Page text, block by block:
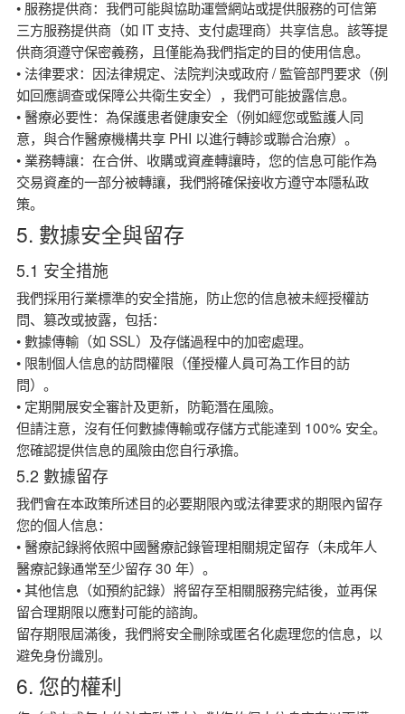
• 服務提供商：我們可能與協助運營網站或提供服務的可信第
三方服務提供商（如 IT 支持、支付處理商）共享信息。該等提
供商須遵守保密義務，且僅能為我們指定的目的使用信息。
• 法律要求：因法律規定、法院判決或政府 / 監管部門要求（例
如回應調查或保障公共衛生安全），我們可能披露信息。
• 醫療必要性：為保護患者健康安全（例如經您或監護人同
意，與合作醫療機構共享 PHI 以進行轉診或聯合治療）。
• 業務轉讓：在合併、收購或資產轉讓時，您的信息可能作為
交易資產的一部分被轉讓，我們將確保接收方遵守本隱私政
策。
5. 數據安全與留存
5.1 安全措施
我們採用行業標準的安全措施，防止您的信息被未經授權訪
問、篡改或披露，包括：
• 數據傳輸（如 SSL）及存儲過程中的加密處理。
• 限制個人信息的訪問權限（僅授權人員可為工作目的訪
問）。
• 定期開展安全審計及更新，防範潛在風險。
但請注意，沒有任何數據傳輸或存儲方式能達到 100% 安全。
您確認提供信息的風險由您自行承擔。
5.2 數據留存
我們會在本政策所述目的必要期限內或法律要求的期限內留存
您的個人信息：
• 醫療記錄將依照中國醫療記錄管理相關規定留存（未成年人
醫療記錄通常至少留存 30 年）。
• 其他信息（如預約記錄）將留存至相關服務完結後，並再保
留合理期限以應對可能的諮詢。
留存期限屆滿後，我們將安全刪除或匿名化處理您的信息，以
避免身份識別。
6. 您的權利